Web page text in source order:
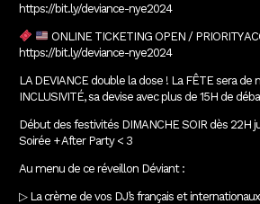
https://bit.ly/deviance-nye2024
ONLINE TICKETING OPEN / PRIORITY
https://bit.ly/deviance-nye2024
LA DEVIANCE double la dose ! La FÊTE sera de
INCLUSIVITÉ, sa devise avec plus de 15H de
Début des festivités DIMANCHE SOIR dès 22H
Soirée + After Party < 3
Au menu de ce réveillon Déviant :
▷ La crème de vos DJ’s français et